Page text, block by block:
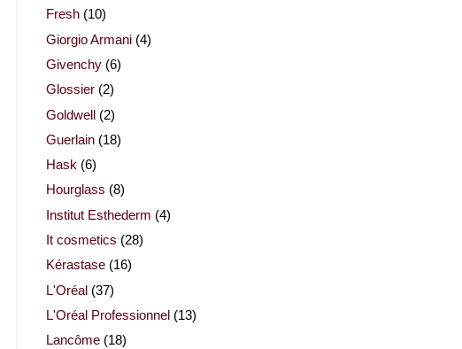
Fresh (10)
Giorgio Armani (4)
Givenchy (6)
Glossier (2)
Goldwell (2)
Guerlain (18)
Hask (6)
Hourglass (8)
Institut Esthederm (4)
It cosmetics (28)
Kérastase (16)
L'Oréal (37)
L'Oréal Professionnel (13)
Lancôme (18)